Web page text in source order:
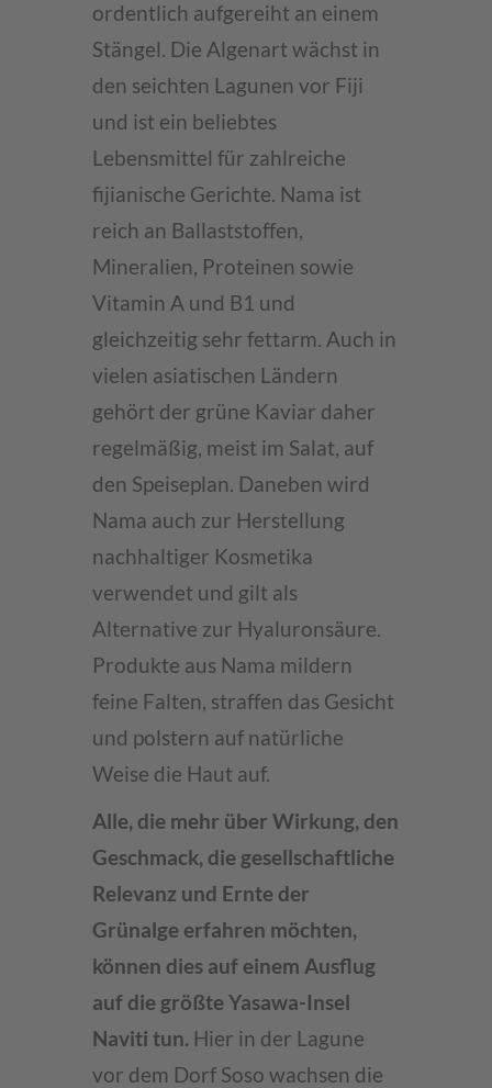
ordentlich aufgereiht an einem
Stängel. Die Algenart wächst in
den seichten Lagunen vor Fiji
und ist ein beliebtes
Lebensmittel für zahlreiche
fijianische Gerichte. Nama ist
reich an Ballaststoffen,
Mineralien, Proteinen sowie
Vitamin A und B1 und
gleichzeitig sehr fettarm. Auch in
vielen asiatischen Ländern
gehört der grüne Kaviar daher
regelmäßig, meist im Salat, auf
den Speiseplan. Daneben wird
Nama auch zur Herstellung
nachhaltiger Kosmetika
verwendet und gilt als
Alternative zur Hyaluronsäure.
Produkte aus Nama mildern
feine Falten, straffen das Gesicht
und polstern auf natürliche
Weise die Haut auf.
Alle, die mehr über Wirkung, den
Geschmack, die gesellschaftliche
Relevanz und Ernte der
Grünalge erfahren möchten,
können dies auf einem Ausflug
auf die größte Yasawa-Insel
Naviti tun. Hier in der Lagune
vor dem Dorf Soso wachsen die